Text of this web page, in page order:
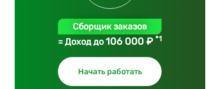
Сборщик заказов
≈ Доход до106 000 ₽ *1
Начать работать